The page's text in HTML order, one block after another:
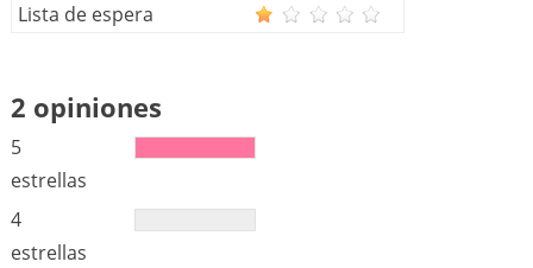
Lista de espera
2 opiniones
5
estrellas
4
estrellas